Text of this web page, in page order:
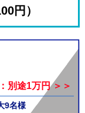
料
円）
：別途1万円 ＞＞
9名様